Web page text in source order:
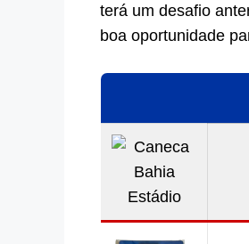
terá um desafio
boa oportunidade